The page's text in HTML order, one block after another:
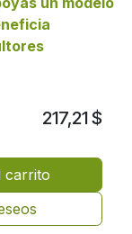
carrito
217,21$